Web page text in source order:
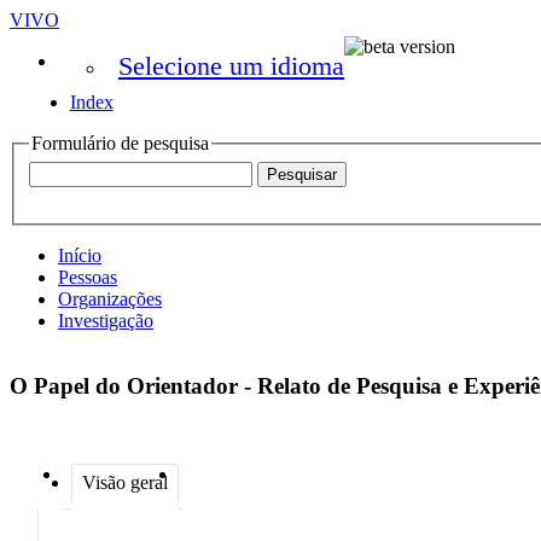
VIVO
Selecione um idioma
Index
Formulário de pesquisa
Início
Pessoas
Organizações
Investigação
O Papel do Orientador - Relato de Pesquisa e
Visão geral